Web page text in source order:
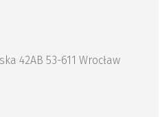
42AB 53-611 Wrocław